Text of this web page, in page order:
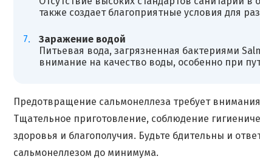
также создает благоприятные условия для
Заражение водой
Питьевая вода, загрязненная бактериями
внимание на качество воды, особенно при
Предотвращение сальмонеллеза требует
Тщательное приготовление, соблюдение
здоровья и благополучия. Будьте бдительны и
сальмонеллезом до минимума.